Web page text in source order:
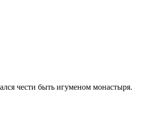
чести быть игуменом монастыря.